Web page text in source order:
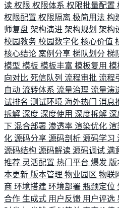
读 权限 权限体系 权限批量配置
权限配置 权限隔离 极简用法 构
师复盘 架构演进 架构规划 架构
校园教务 校园数字化 核心价值
核心结论 案例分享 梯队划分 梯
模型 模板 模板丰富 模板复用 模
向对比 死信队列 流程审批 流程
自动 流转体系 流量治理 流量演
试排名 测试环境 海外热门 消息
拆解 深度 深度使用 深度拆解 深
下 混合部署 渗透率 渲染优化 渲
化 源码分享 源码剖析 源码学习
源码结构 源码解读 源码调试 满
推荐 灵活配置 热门平台 爆发 版
本更新 版本管理 物业园区 物联
商 环境搭建 环境部署 瓶颈定位
合作 生成式 用户反馈 用户评选